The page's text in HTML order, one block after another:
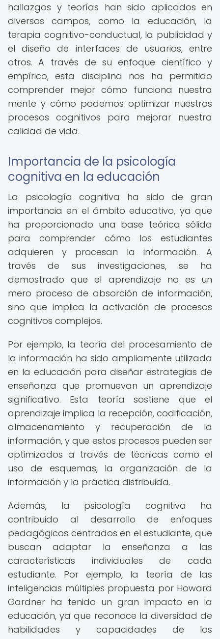
hallazgos y teorías han sido aplicados en
diversos campos, como la educación, la
terapia cognitivo-conductual, la publicidad y
el diseño de interfaces de usuarios, entre
otros. A través de su enfoque científico y
empírico, esta disciplina nos ha permitido
comprender mejor cómo funciona nuestra
mente y cómo podemos optimizar nuestros
procesos cognitivos para mejorar nuestra
calidad de vida.
Importancia de la psicología
cognitiva en la educación
La psicología cognitiva ha sido de gran
importancia en el ámbito educativo, ya que
ha proporcionado una base teórica sólida
para comprender cómo los estudiantes
adquieren y procesan la información. A
través de sus investigaciones, se ha
demostrado que el aprendizaje no es un
mero proceso de absorción de información,
sino que implica la activación de procesos
cognitivos complejos.
Por ejemplo, la teoría del procesamiento de
la información ha sido ampliamente utilizada
en la educación para diseñar estrategias de
enseñanza que promuevan un aprendizaje
significativo. Esta teoría sostiene que el
aprendizaje implica la recepción, codificación,
almacenamiento y recuperación de la
información, y que estos procesos pueden ser
optimizados a través de técnicas como el
uso de esquemas, la organización de la
información y la práctica distribuida.
Además, la psicología cognitiva ha
contribuido al desarrollo de enfoques
pedagógicos centrados en el estudiante, que
buscan adaptar la enseñanza a las
características individuales de cada
estudiante. Por ejemplo, la teoría de las
inteligencias múltiples propuesta por Howard
Gardner ha tenido un gran impacto en la
educación, ya que reconoce la diversidad de
habilidades y capacidades de los